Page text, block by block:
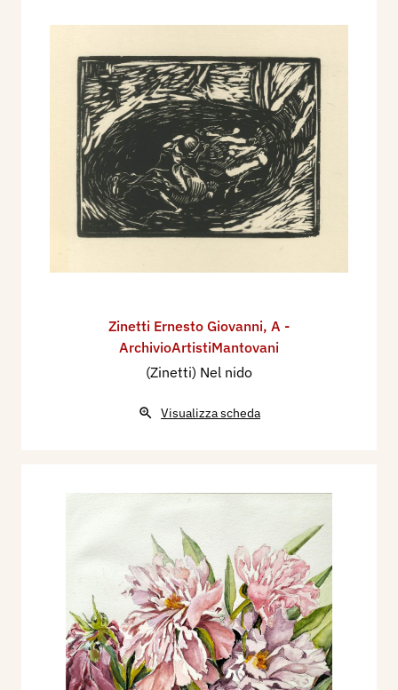
Zinetti Ernesto Giovanni, A -
ArchivioArtistiMantovani
(Zinetti) Nel nido
Visualizza scheda